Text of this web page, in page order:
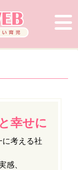
幸せに
考える社
感、